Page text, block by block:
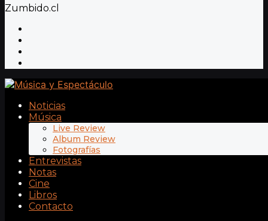
Zumbido.cl
Noticias
Música
Live Review
Album Review
Fotografías
Entrevistas
Notas
Cine
Libros
Contacto